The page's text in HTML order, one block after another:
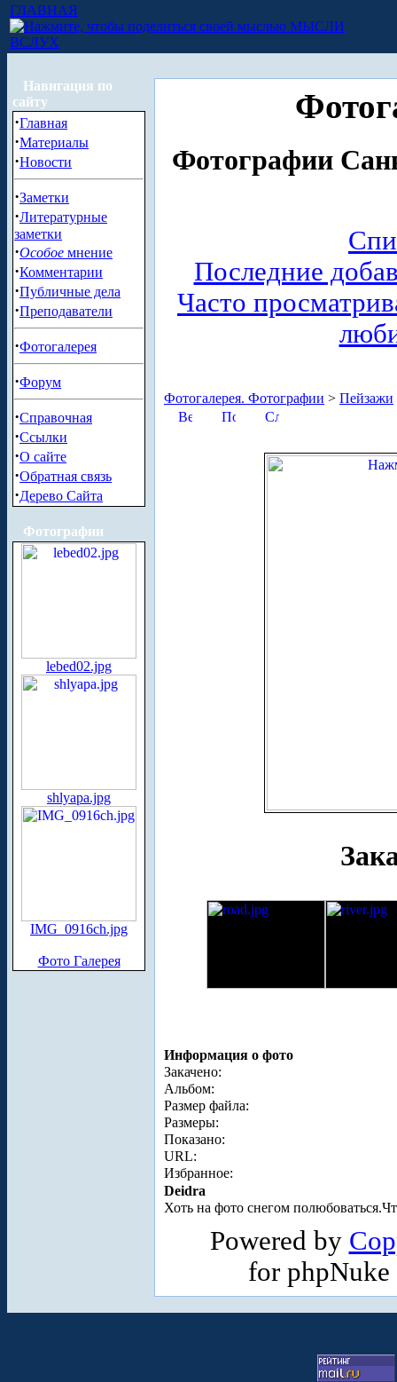
ГЛАВНАЯ
МЫСЛИ
ВСЛУХ
Навигация по
сайту
·Главная
·Материалы
·Новости
·Заметки
·Литературные
заметки
·Особое мнение
·Комментарии
·Публичные дела
·Преподаватели
·Фотогалерея
·Форум
·Справочная
·Ссылки
·О сайте
·Обратная связь
·Дерево Сайта
Фотографии
lebed02.jpg
shlyapa.jpg
IMG_0916ch.jpg
Фото Галерея
Фотографии
Последние
Часто
Фотогалерея. Фотографии > Пейзажи
Информация о фото
Закачено:
Альбом:
Размер файла:
Размеры:
Показано:
URL:
Избранное:
Deidra
Хоть на фото снегом
Powered by
for